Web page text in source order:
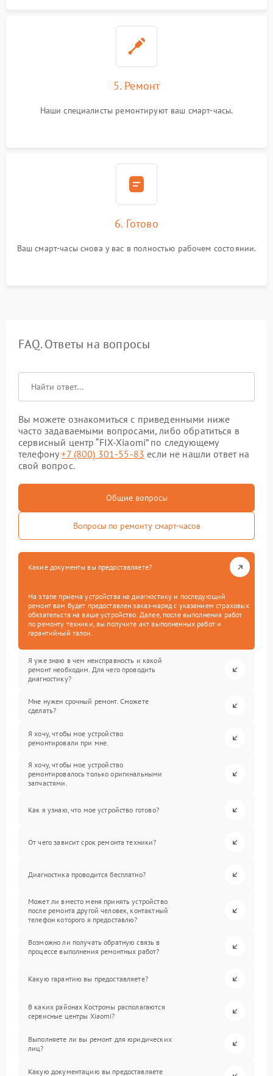
5. Ремонт
Наши специалисты ремонтируют ваш смарт-часы.
6. Готово
Ваш смарт-часы снова у вас в полностью рабочем состоянии.
FAQ. Ответы на вопросы
Вы можете ознакомиться с приведенными ниже
часто задаваемыми вопросами, либо обратиться в
сервисный центр “FIX-Xiaomi” по следующему
телефону+7 (800) 301-55-83 если не нашли ответ на
свой вопрос.
Общие вопросы
Вопросы по ремонту смарт-часов
Какие документы вы предоставляете?
На этапе приема устройства на диагностику и последующий
ремонт вам будет предоставлен заказ-наряд с указанием страховых
обязательств на ваше устройство. Далее, после выполнения работ
по ремонту техники, вы получите акт выполненных работ и
гарантийный талон.
Я уже знаю в чем неисправность и какой
ремонт необходим. Для чего проводить
диагностику?
Мне нужен срочный ремонт. Сможете
сделать?
Я хочу, чтобы мое устройство
ремонтировали при мне.
Я хочу, чтобы мое устройство
ремонтировалось только оригинальными
запчастями.
Как я узнаю, что мое устройство готово?
От чего зависит срок ремонта техники?
Диагностика проводится бесплатно?
Может ли вместо меня принять устройство
после ремонта другой человек, контактный
телефон которого я предоставлю?
Возможно ли получать обратную связь в
процессе выполнения ремонтных работ?
Какую гарантию вы предоставляете?
В каких районах Костромы располагаются
сервисные центры Xiaomi?
Выполняете ли вы ремонт для юридических
лиц?
Какую документацию вы предоставляете